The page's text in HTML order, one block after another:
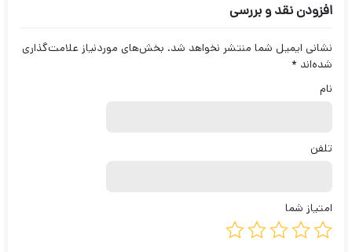
افزودن نقد و بررسی
نشانی ایمیل شما منتشر نخواهد شد. بخش‌های موردنیاز علامت‌گذاری
شده‌اند *
نام
تلفن
امتیاز شما